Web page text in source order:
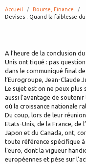
Accueil
Bourse, Finance
page:
Devises : Quand la faiblesse
A l’heure de la conclusion
Unis ont tiqué : pas
dans le communiqué final
l’Eurogroupe, Jean-Claude
Le sujet est on ne peux
aussi l’avantage de
où la croissance nationale
Du coup, lors de leur
Etats-Unis, de la France, de
Japon et du Canada, ont,
toute référence spécifique
l’euro, dont la vigueur
européennes et pèse sur